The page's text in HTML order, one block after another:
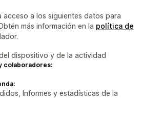
acceso a los siguientes datos para
más información en la política de
dispositivo y de la actividad
colaboradores:
Informes y estadísticas de la